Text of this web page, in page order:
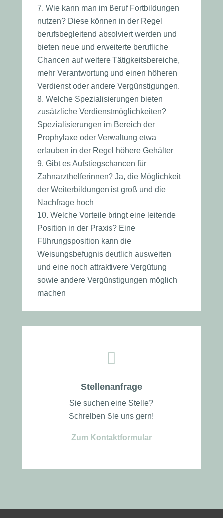
Wie kann man im Beruf Fortbildungen
nutzen? Diese können in der Regel
berufsbegleitend absolviert werden und
bieten neue und erweiterte berufliche
Chancen auf weitere Tätigkeitsbereiche,
mehr Verantwortung und einen höheren
Verdienst oder andere Vergünstigungen.
Welche Spezialisierungen bieten
zusätzliche Verdienstmöglichkeiten?
Spezialisierungen im Bereich der
Prophylaxe oder Verwaltung etwa
erlauben in der Regel höhere Gehälter
Gibt es Aufstiegschancen für
Zahnarzthelferinnen? Ja, die Möglichkeit
der Weiterbildungen ist groß und die
Nachfrage hoch
Welche Vorteile bringt eine leitende
Position in der Praxis? Eine
Führungsposition kann die
Weisungsbefugnis deutlich ausweiten
und eine noch attraktivere Vergütung
sowie andere Vergünstigungen möglich
machen

Stellenanfrage
Sie suchen eine Stelle?
Schreiben Sie uns gern!
Zum Kontaktformular